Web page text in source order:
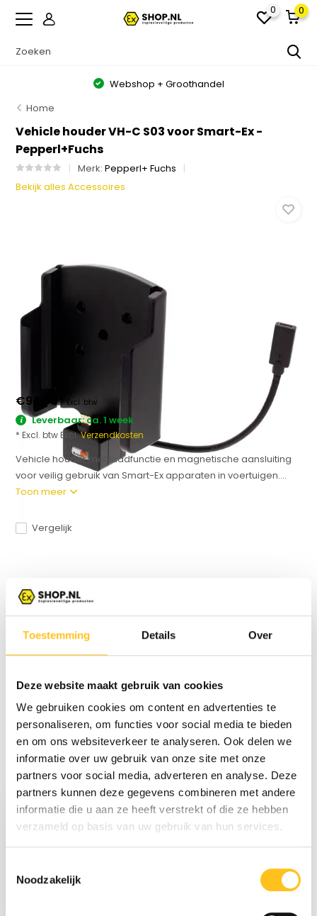
Toestemming Details Over
Deze website maakt gebruik van cookies
We gebruiken cookies om content en advertenties te
personaliseren, om functies voor social media te bieden
en om ons websiteverkeer te analyseren. Ook delen we
informatie over uw gebruik van onze site met onze
partners voor social media, adverteren en analyse. Deze
partners kunnen deze gegevens combineren met andere
informatie die u aan ze heeft verstrekt of die ze hebben
verzameld op basis van uw gebruik van hun services.
Noodzakelijk
0 0
Webshop + Groothandel
Home
Vehicle houder VH-C S03 voor Smart-Ex -
Pepperl+Fuchs
Merk:Pepperl+ Fuchs
Bekijk alles Accessoires
€94,50*Excl. btw
Leverbaar: ca. 1 week
* Excl. btw Excl.Verzendkosten
Vehicle houder met laadfunctie en magnetische aansluiting
voor veilig gebruik van Smart-Ex apparaten in voertuigen....
Toon meer
Vergelijk
Productomschrijving
Specificaties
Delen
Recent bekeken
€ 94,50